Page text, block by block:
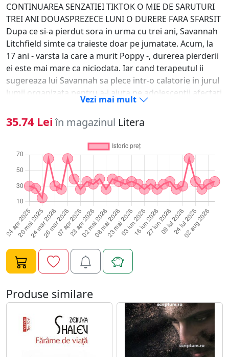
CONTINUAREA SENZATIEI TIKTOK O MIE DE SARUTURI
TREI ANI DOUASPREZECE LUNI O DURERE FARA SFARSIT
Dupa ce si-a pierdut sora in urma cu trei ani, Savannah
Litchfield simte ca traieste doar pe jumatate. Acum, la
17 ani - varsta la care a murit Poppy -, durerea pierderii
ei este mai mare ca niciodata. Iar cand terapeutul ii
sugereaza lui Savannah sa plece intr-o calatorie in jurul
lumii organizata pentru a-i ajuta pe adolescentii afectati
de pierderea persoanelor dragi, Savannah accepta, insa
fara tragere de inima, luand cu ea jurnalul pe care i l-a
lasat Poppy inainte sa se stinga si pe care inca nu a avut
puterea sa-l citeasca. Cael Woods este furios si
indurerat. La un an dupa ce si-a pierdut fratele mai
mare - persoana care a insemnat totul pentru el -, viata
lui a ajuns sa se invarta intr-un gol ametitor. Candva cel
mai promitator jucator de hochei din liga de juniori,
Cael nu mai poate pasi pe gheata fara sa fie paralizat de
amintirea fratelui sau. Iar cand parintii lui il trimit intr-o
calatorie pentru adolescenti indurerati, nu vrea sub nici
o forma sa mearga, dar pana la urma o face. Si astfel,
Cael si Savannah pornesc intr-o calatorie de vindecare,
invatand sa-si gaseasca alinarea impreuna si
descoperind o lumina salvatoare unul in celalalt. Si cu
cat se apropie mai tare, cu atat mai mult isi vindeca
inima franta, bucata cu bucata. Vor descoperi, oare, ca
doua inimi frante pot face un intreg, iar acesta ar putea
fi inceputul unei iubiri pe care nu credeau ca o vor mai
simti vreodata? ,,Ceea ce este frant, odata vindecat,
poate fi mai frumos decat era inainte." BookAddict
Vezi mai mult
35.74 Lei în magazinul Litera
Produse similare